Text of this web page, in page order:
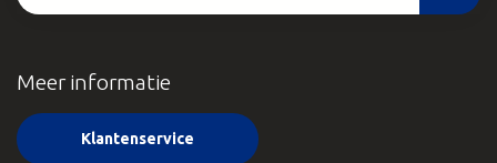
Meer informatie
Klantenservice